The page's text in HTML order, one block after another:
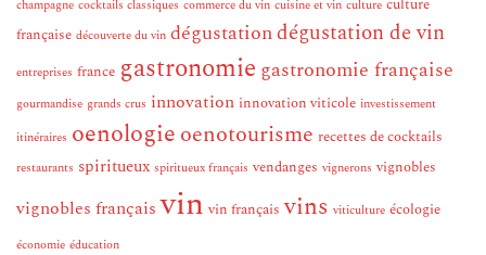
champagne cocktails classiques commerce du vin cuisine et vin culture
française découverte du vin dégustationdégustation de vin
entreprises france gastronomie gastronomie française
gourmandise grands crus innovation innovation viticole investissement
itinéraires oenologie oenotourisme recettes de cocktails
restaurants spiritueux spiritueux français vendanges vignerons vignobles
vignobles français vin vin français vins viticulture écologie
économie éducation